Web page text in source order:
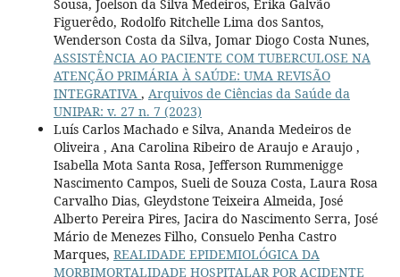
Sousa, Joelson da Silva Medeiros, Erika Galvão
Figuerêdo, Rodolfo Ritchelle Lima dos Santos,
Wenderson Costa da Silva, Jomar Diogo Costa Nunes,
ASSISTÊNCIA AO PACIENTE COM TUBERCULOSE NA
ATENÇÃO PRIMÁRIA À SAÚDE: UMA REVISÃO
INTEGRATIVA , Arquivos de Ciências da Saúde da
UNIPAR: v. 27 n. 7 (2023)
Luís Carlos Machado e Silva, Ananda Medeiros de
Oliveira , Ana Carolina Ribeiro de Araujo e Araujo ,
Isabella Mota Santa Rosa, Jefferson Rummenigge
Nascimento Campos, Sueli de Souza Costa, Laura Rosa
Carvalho Dias, Gleydstone Teixeira Almeida, José
Alberto Pereira Pires, Jacira do Nascimento Serra, José
Mário de Menezes Filho, Consuelo Penha Castro
Marques, REALIDADE EPIDEMIOLÓGICA DA
MORBIMORTALIDADE HOSPITALAR POR ACIDENTE